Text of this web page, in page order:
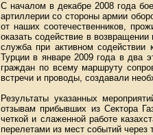
С началом в декабре 2008 года
артиллерии со стороны армии
от наших соотечественников,
оказать содействие в
служба при активном содействии
Турции в январе 2009 года в два
граждан по всему маршруту
встречи и проводы, создавали
Результаты указанных
отзывам прибывших из Сектора
четкой и слаженной работе
перелетами из мест событий